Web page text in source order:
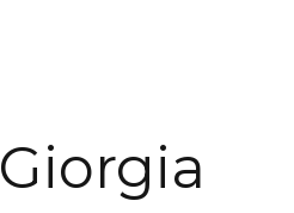
Giorgia